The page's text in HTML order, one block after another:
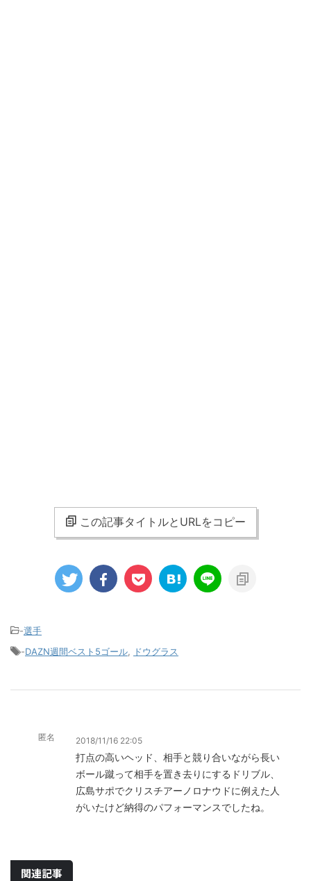
この記事タイトルとURLをコピー
-選手
-DAZN週間ベスト5ゴール ドウグラス
匿名 2018/11/16 22:05
打点の高いヘッド、相手と競り合いながら長い
ボール蹴って相手を置き去りにするドリブル、
広島サポでクリスチアーノロナウドに例えた人
がいたけど納得のパフォーマンスでしたね。
関連記事